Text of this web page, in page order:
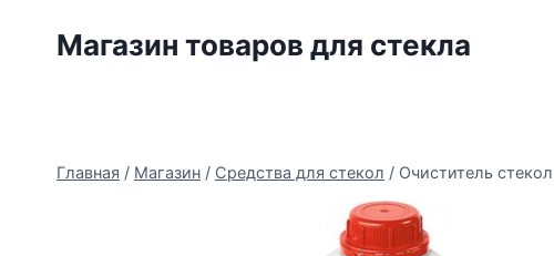
Магазин товаров для стекла
Главная / Магазин / Средства для стекол / Очиститель